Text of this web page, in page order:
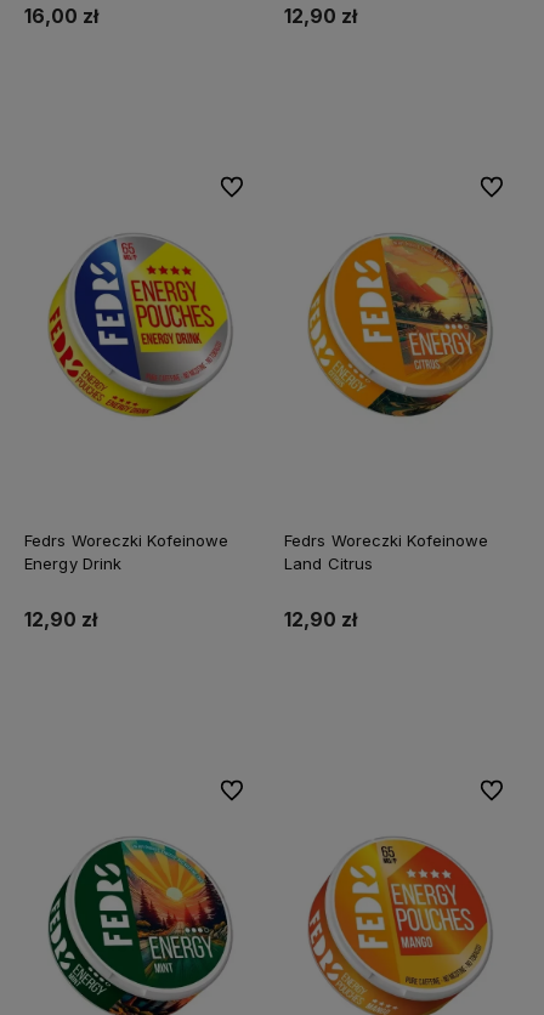
16,00 zł 12,90 zł
Fedrs Woreczki Kofeinowe
Energy Drink
12,90 zł
Do ulubionych
Fedrs Woreczki Kofeinowe
Land Citrus
12,90 zł
Do
Do ulubionych Do